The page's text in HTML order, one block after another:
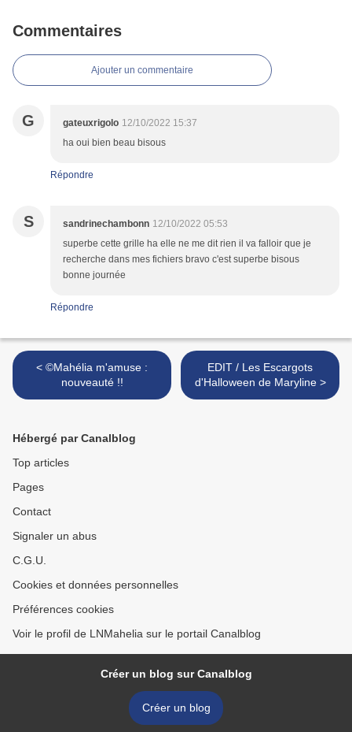
Commentaires
Ajouter un commentaire
G gateuxrigolo 12/10/2022 15:37
ha oui bien beau bisous
Répondre
S sandrinechambonn 12/10/2022 05:53
superbe cette grille ha elle ne me dit rien il va falloir que je
recherche dans mes fichiers bravo c'est superbe bisous
bonne journée
Répondre
< ©Mahélia m'amuse :
nouveauté !!
EDIT / Les Escargots
d'Halloween de Maryline >
Hébergé par Canalblog
Top articles
Pages
Contact
Signaler un abus
C.G.U.
Cookies et données personnelles
Préférences cookies
Voir le profil de LNMahelia sur le portail Canalblog
Créer un blog sur Canalblog
Créer un blog